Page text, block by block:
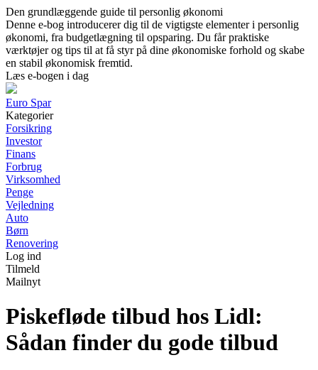
Den grundlæggende guide til personlig økonomi
Denne e-bog introducerer dig til de vigtigste elementer i personlig
økonomi, fra budgetlægning til opsparing. Du får praktiske
værktøjer og tips til at få styr på dine økonomiske forhold og skabe
en stabil økonomisk fremtid.
Læs e-bogen i dag
Euro Spar
Kategorier
Forsikring
Investor
Finans
Forbrug
Virksomhed
Penge
Vejledning
Auto
Børn
Renovering
Log ind
Tilmeld
Mailnyt
Piskefløde tilbud hos Lidl:
Sådan finder du gode tilbud